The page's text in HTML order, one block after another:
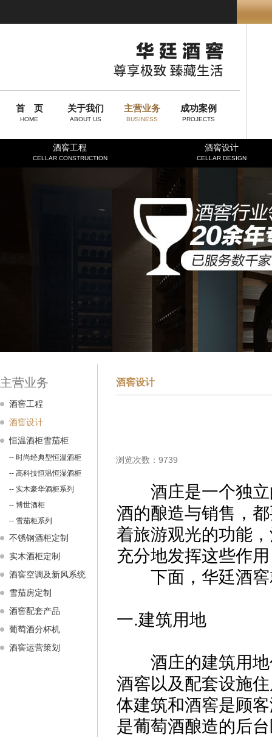
首 页
HOME
关于我们
ABOUT US
主营业务
BUSINESS
成功案例
PROJECTS
酒窖工程
CELLAR CONSTRUCTION
酒窖设计
CELLAR DESIGN
主营业务
酒窖工程
酒窖设计
恒温酒柜雪茄柜
-- 时尚经典型恒温酒柜
-- 高科技恒温恒湿酒柜
-- 实木豪华酒柜系列
-- 博世酒柜
-- 雪茄柜系列
不锈钢酒柜定制
实木酒柜定制
酒窖空调及新风系统
雪茄房定制
酒窖配套产品
葡萄酒分杯机
酒窖运营策划
酒窖设计
浏览次数：9739
酒庄是一个独立
酒的酿造与销售，
着旅游观光的功能
充分地发挥这些作
下面，华廷酒窖
一.建筑用地
酒庄的建筑用地
酒窖以及配套设施
体建筑和酒窖是顾
是葡萄酒酿造的后